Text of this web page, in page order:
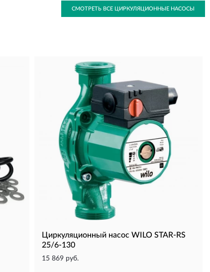
СМОТРЕТЬ ВСЕ ЦИРКУЛЯЦИОННЫЕ НАСОСЫ
Циркуляционный насос WILO STAR-RS
25/6-130
15 869 руб.